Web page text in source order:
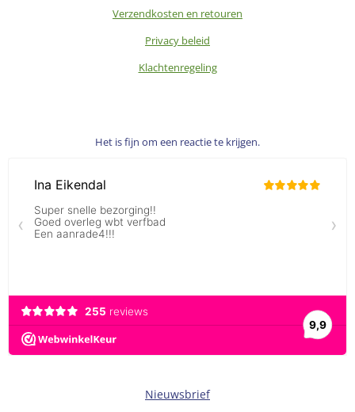
Verzendkosten en retouren
Privacy beleid
Klachtenregeling
Het is fijn om een reactie te krijgen.
Nieuwsbrief